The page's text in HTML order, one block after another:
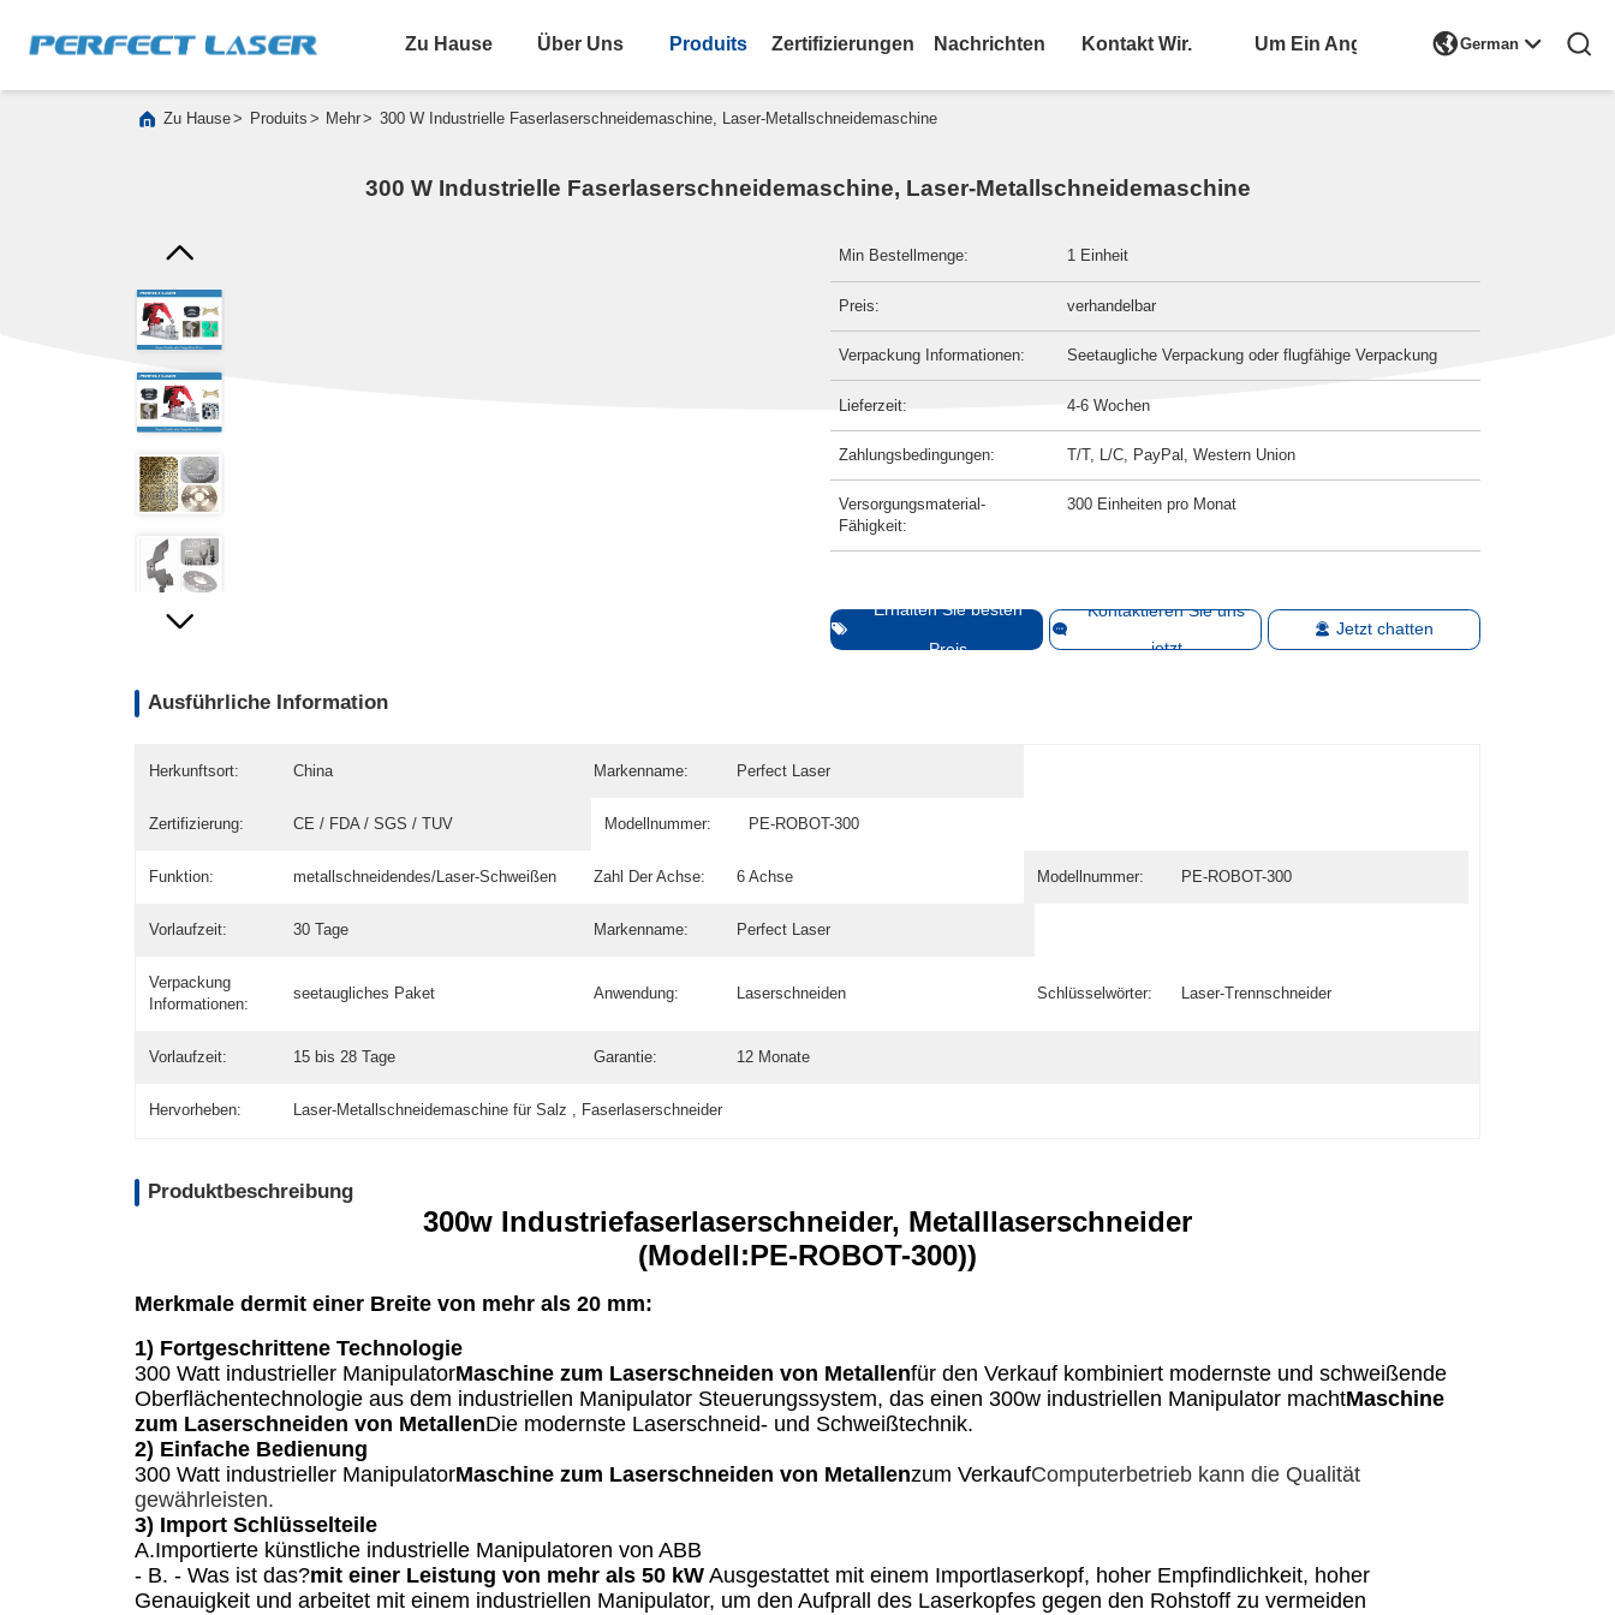
Zu Hause Über Uns Produits Zertifizierungen Nachrichten Kontakt Wir. Bitte Um Ein Angebot German 
Zu Hause> Produits > Mehr> 300 W Industrielle Faserlaserschneidemaschine, Laser-Metallschneidemaschine
300 W Industrielle Faserlaserschneidemaschine, Laser-Metallschneidemaschine
Min Bestellmenge: 1 Einheit
Preis: verhandelbar
Verpackung Informationen: Seetaugliche Verpackung oder flugfähige Verpackung
Lieferzeit: 4-6 Wochen
Zahlungsbedingungen: T/T, L/C, PayPal, Western Union
Versorgungsmaterial-
Fähigkeit:
300 Einheiten pro Monat
Erhalten Sie besten
Preis
Kontaktieren Sie uns
jetzt
Jetzt chatten
Ausführliche Information
Herkunftsort: China Markenname: Perfect Laser
Zertifizierung: CE / FDA / SGS / TUV Modellnummer: PE-ROBOT-300
Funktion: metallschneidendes/Laser-Schweißen Zahl Der Achse: 6 Achse Modellnummer: PE-ROBOT-300
Vorlaufzeit: 30 Tage Markenname: Perfect Laser
Verpackung
Informationen:
seetaugliches Paket Anwendung: Laserschneiden Schlüsselwörter: Laser-Trennschneider
Vorlaufzeit: 15 bis 28 Tage Garantie: 12 Monate
Hervorheben: Laser-Metallschneidemaschine für Salz , Faserlaserschneider
Produktbeschreibung
300w Industriefaserlaserschneider, Metalllaserschneider
(Modell:PE-ROBOT-300))
Merkmale dermit einer Breite von mehr als 20 mm:
1) Fortgeschrittene Technologie
300 Watt industrieller ManipulatorMaschine zum Laserschneiden von Metallenfür den Verkauf kombiniert modernste und schweißende
Oberflächentechnologie aus dem industriellen Manipulator Steuerungssystem, das einen 300w industriellen Manipulator machtMaschine
zum Laserschneiden von MetallenDie modernste Laserschneid- und Schweißtechnik.
2) Einfache Bedienung
300 Watt industrieller ManipulatorMaschine zum Laserschneiden von Metallenzum VerkaufComputerbetrieb kann die Qualität
gewährleisten.
3) Import Schlüsselteile
A.Importierte künstliche industrielle Manipulatoren von ABB
- B. - Was ist das?mit einer Leistung von mehr als 50 kW Ausgestattet mit einem Importlaserkopf, hoher Empfindlichkeit, hoher
Genauigkeit und arbeitet mit einem industriellen Manipulator, um den Aufprall des Laserkopfes gegen den Rohstoff zu vermeiden